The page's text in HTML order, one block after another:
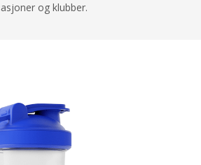
og klubber.